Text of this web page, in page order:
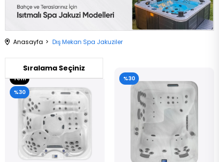
Anasayfa Dış Mekan Spa Jakuziler
Yeni
Ürün
%30
%30